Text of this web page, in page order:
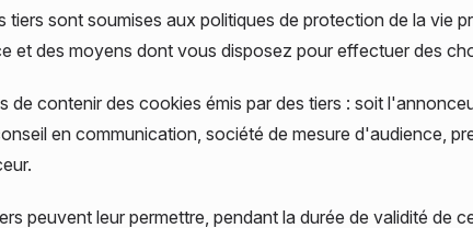
tiers sont soumises aux politiques de protection de la vie
et des moyens dont vous disposez pour effectuer des
de contenir des cookies émis par des tiers : soit
en communication, société de mesure d'audience,
peuvent leur permettre, pendant la durée de validité de